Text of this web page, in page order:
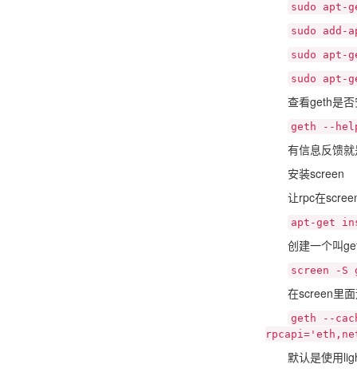
sudo apt-
sudo add-
sudo apt-
sudo apt-
查看geth是否
geth --
有信息反馈就
安装screen
让rpc在
apt-get
创建一个叫
screen -S
在screen里面
geth --
默认是使用